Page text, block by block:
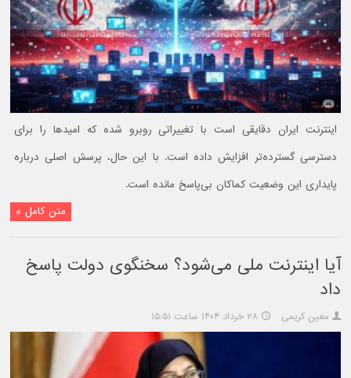
اینترنت ایران دقایقی است با تغییراتی روبرو شده که امیدها را برای
دسترسی گسترده‌تر افزایش داده است. با این حال، پرسش اصلی درباره
پایداری این وضعیت کماکان بی‌پاسخ مانده است.
متن کامل »
آیا اینترنت ملی می‌شود؟ سخنگوی دولت پاسخ
داد
معین کریمی ۲۸ خرداد ۱۴۰۴ ساعت ۱۵:۵۱